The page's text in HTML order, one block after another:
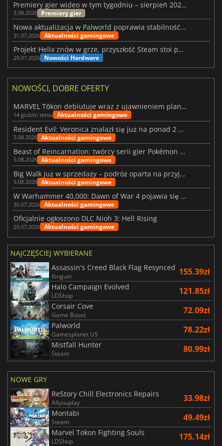
Premiery gier wideo w tym tygodniu – sierpień 2026 r. (32. tydzień)
3.08.2026 Premiery gier
Nowa aktualizacja w Palworld poprawia stabilność Sunreach i walk z bossami
31.07.2026 Aktualności gamingowe
Projekt Helix znów w grze, przyszłość Steam stoi pod znakiem zapytania
29.07.2026 Nowości Hardware
NOWOŚCI, DOBRE OFERTY
MARVEL Tōkon debiutuje wraz z ujawnieniem planu rozwoju na pierwszy rok
14 godzin temu Aktualności gamingowe
Resident Evil: Veronica znalazł się już na ponad 2 milionach list życzeń
5.08.2026 Aktualności gamingowe
Beast of Reincarnation: twórcy serii gier Pokémon wkraczają na nową ścieżkę
5.08.2026 Aktualności gamingowe
Big Walk już w sprzedaży – podróż oparta na przyjaźni
5.08.2026 Aktualności gamingowe
W Warhammer 40,000: Dawn of War 4 pojawia się frakcja Nekronów
30.07.2026 Aktualności gamingowe
Oficjalnie ogłoszono DLC Nioh 3: Hell Rising
29.07.2026 Aktualności gamingowe
NAJCZĘŚCIEJ WYBIERANE
Assassin's Creed Black Flag Resynced
Kinguin 155.39zł
Halo Campaign Evolved
LDShop 121.85zł
Corsair Cove
Game Boost 72.09zł
Palworld
Gamesplanet US 78.22zł
Mistfall Hunter
Steam 80.99zł
NOWE GRY
ReStory Chill Electronics Repairs
Allyouplay 33.98zł
Montabi
Steam 49.49zł
Marvel Tokon Fighting Souls
LDShop 175.14zł